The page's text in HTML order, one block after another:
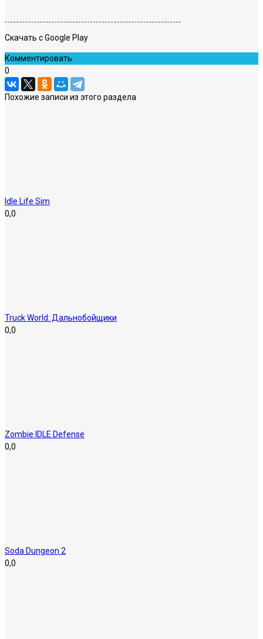
Скачать с Google Play
Комментировать
0
Похожие записи из этого раздела
Idle Life Sim
0,0
Truck World: Дальнобойщики
0,0
Zombie IDLE Defense
0,0
Soda Dungeon 2
0,0